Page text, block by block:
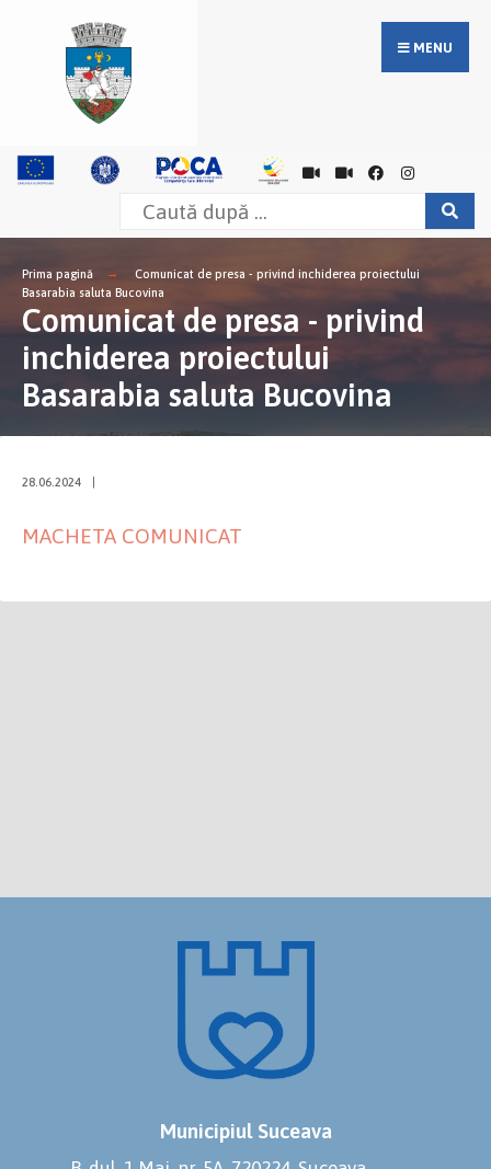
MENU
Prima pagină
Comunicat de presa - privind inchiderea proiectului
Basarabia saluta Bucovina
Comunicat de presa - privind
inchiderea proiectului
Basarabia saluta Bucovina
28.06.2024
MACHETA COMUNICAT
Municipiul Suceava